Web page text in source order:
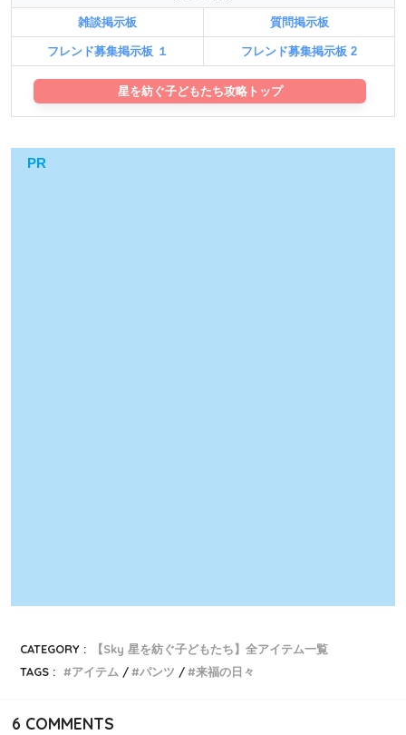
雑談掲示板 質問掲示板
フレンド募集掲示板 １ フレンド募集掲示板 2
星を紡ぐ子どもたち攻略トップ
PR
CATEGORY :
【Sky 星を紡ぐ子どもたち】全アイテム一覧
TAGS :
アイテム パンツ 来福の日々
6 COMMENTS